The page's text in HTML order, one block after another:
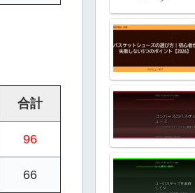
合計
96
66